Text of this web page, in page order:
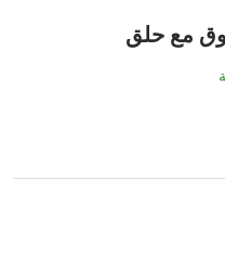
مع حلق